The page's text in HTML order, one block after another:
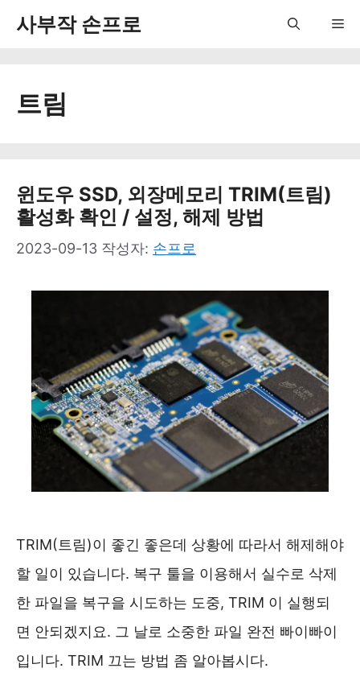
사부작 손프로
트림
윈도우 SSD, 외장메모리 TRIM(트림)
활성화 확인 / 설정, 해제 방법
2023-09-13 작성자: 손프로
TRIM(트림)이 좋긴 좋은데 상황에 따라서 해제해야
할 일이 있습니다. 복구 툴을 이용해서 실수로 삭제
한 파일을 복구을 시도하는 도중, TRIM 이 실행되
면 안되겠지요. 그 날로 소중한 파일 완전 빠이빠이
입니다. TRIM 끄는 방법 좀 알아봅시다.